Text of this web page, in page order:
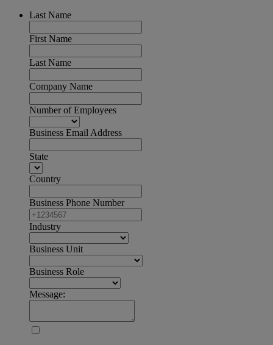
Last Name
First Name
Last Name
Company Name
Number of Employees
Business Email Address
State
Country
Business Phone Number
Industry
Business Unit
Business Role
Message: